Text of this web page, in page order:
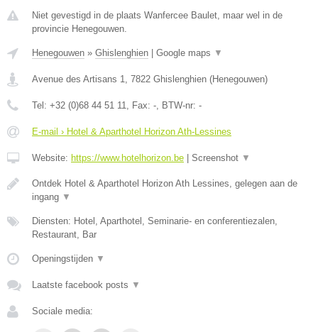
Niet gevestigd in de plaats Wanfercee Baulet, maar wel in de
provincie Henegouwen.
Henegouwen » Ghislenghien Google maps ▼
Avenue des Artisans 1, 7822 Ghislenghien (Henegouwen)
Tel: +32 (0)68 44 51 11, Fax: -, BTW-nr: -
E-mail › Hotel & Aparthotel Horizon Ath-Lessines
Website: https://www.hotelhorizon.be Screenshot ▼
Ontdek Hotel & Aparthotel Horizon Ath Lessines, gelegen aan de
ingang ▼
Diensten: Hotel, Aparthotel, Seminarie- en conferentiezalen,
Restaurant, Bar
Openingstijden ▼
Laatste facebook posts ▼
Sociale media: